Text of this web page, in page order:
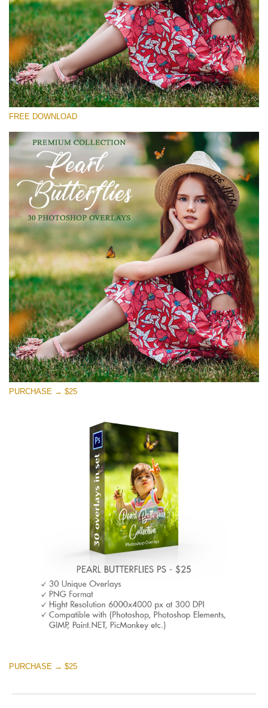
कृपया चुने
Free Butterfly Overlay #30
Small 800*600px
Pearl Butterflies
(30 Overlays)
Fairy Tale (344 Overlays)
Large 6000*4000px
Entire Collection
(1783 Overlays)
Large 6000*4000px
मुफ्त डाउनलोड
FREE DOWNLOAD
PURCHASE → $25
PURCHASE → $25